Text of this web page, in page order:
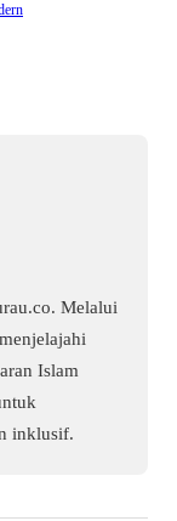
Melalui
Islam
inklusif.